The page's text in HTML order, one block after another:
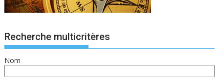
Recherche multicritères
Nom